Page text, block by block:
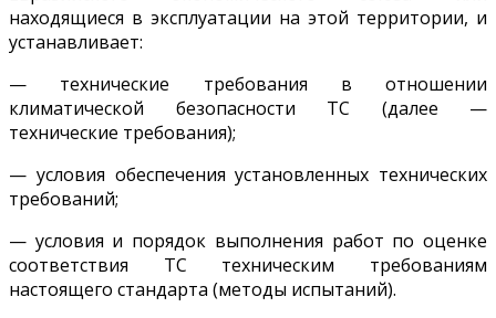
находящиеся в эксплуатации на этой территории, и
устанавливает:
— технические требования в отношении
климатической безопасности ТС (далее —
технические требования);
— условия обеспечения установленных технических
требований;
— условия и порядок выполнения работ по оценке
соответствия ТС техническим требованиям
настоящего стандарта (методы испытаний).